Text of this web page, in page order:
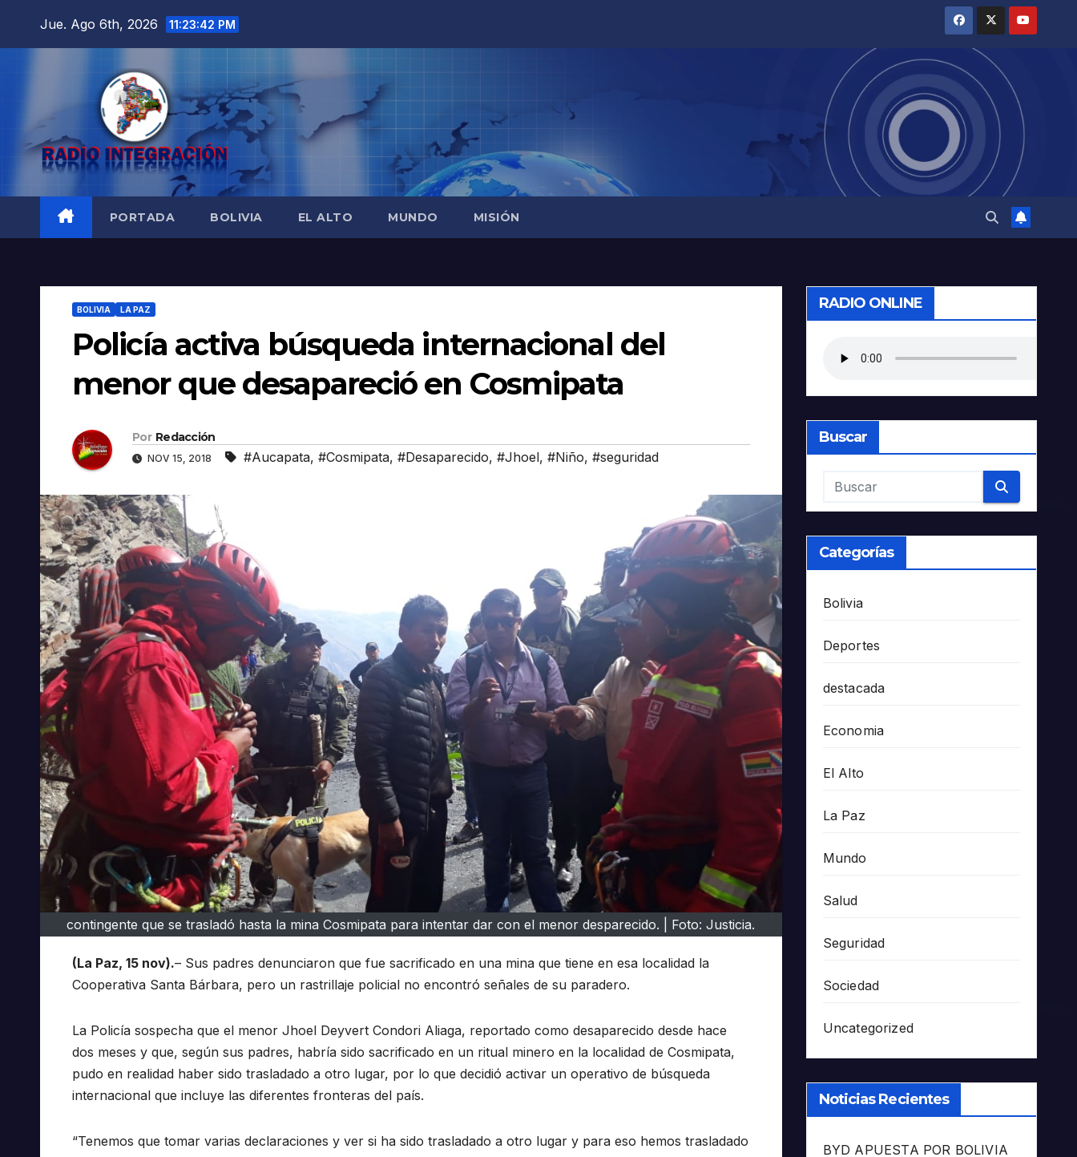
Jue. Ago 6th, 2026 11:23:43 PM
PORTADA BOLIVIA EL ALTO MUNDO MISIÓN
BOLIVIA LA PAZ
Policía activa búsqueda internacional del
menor que desapareció en Cosmipata
Por Redacción
NOV 15, 2018 #Aucapata, #Cosmipata, #Desaparecido, #Jhoel, #Niño, #seguridad
contingente que se trasladó hasta la mina Cosmipata para intentar dar con el menor desparecido. | Foto: Justicia.
(La Paz, 15 nov).– Sus padres denunciaron que fue sacrificado en una mina que tiene en esa localidad la
Cooperativa Santa Bárbara, pero un rastrillaje policial no encontró señales de su paradero.
La Policía sospecha que el menor Jhoel Deyvert Condori Aliaga, reportado como desaparecido desde hace
dos meses y que, según sus padres, habría sido sacrificado en un ritual minero en la localidad de Cosmipata,
pudo en realidad haber sido trasladado a otro lugar, por lo que decidió activar un operativo de búsqueda
internacional que incluye las diferentes fronteras del país.
“Tenemos que tomar varias declaraciones y ver si ha sido trasladado a otro lugar y para eso hemos trasladado
RADIO ONLINE
Buscar
Categorías
Bolivia
Deportes
destacada
Economia
El Alto
La Paz
Mundo
Salud
Seguridad
Sociedad
Uncategorized
Noticias Recientes
BYD APUESTA POR BOLIVIA